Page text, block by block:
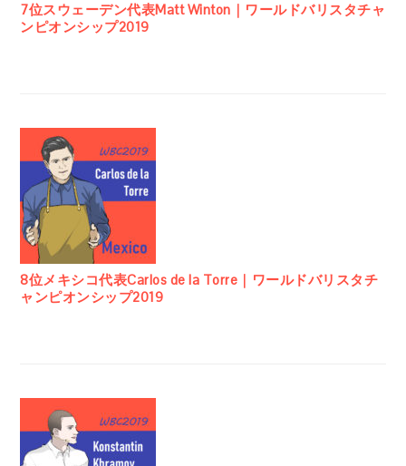
7位スウェーデン代表Matt Winton｜ワールドバリスタチャ
ンピオンシップ2019
8位メキシコ代表Carlos de la Torre｜ワールドバリスタチ
ャンピオンシップ2019